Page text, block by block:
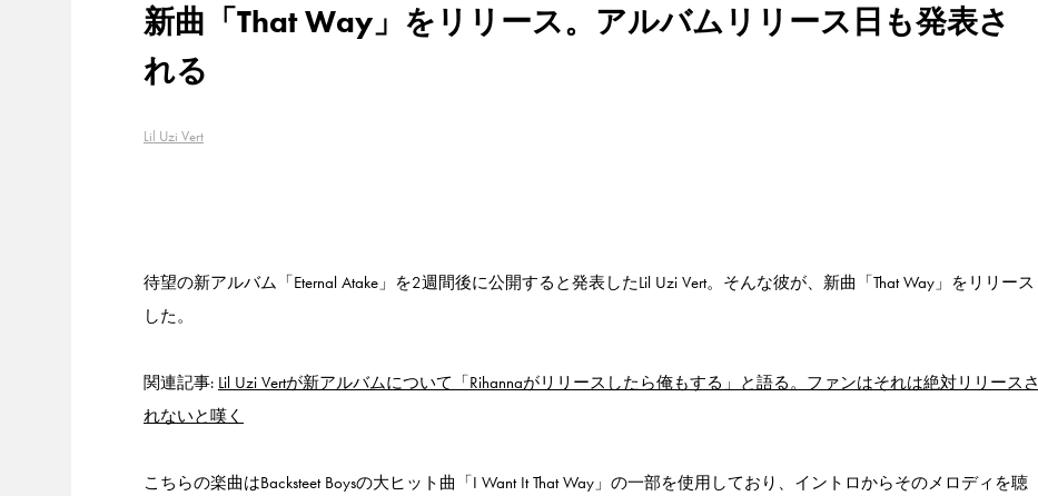
新曲「That Way」をリリース。アルバムリリース日も発表さ
れる
Lil Uzi Vert
待望の新アルバム「Eternal Atake」を2週間後に公開すると発表したLil Uzi Vert。そんな彼が、新曲「That Way」をリリース
した。
関連記事: Lil Uzi Vertが新アルバムについて「Rihannaがリリースしたら俺もする」と語る。ファンはそれは絶対リリースさ
れないと嘆く
こちらの楽曲はBacksteet Boysの大ヒット曲「I Want It That Way」の一部を使用しており、イントロからそのメロディを聴